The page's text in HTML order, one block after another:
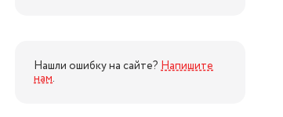
Нашли ошибку на сайте? Напишите
нам.